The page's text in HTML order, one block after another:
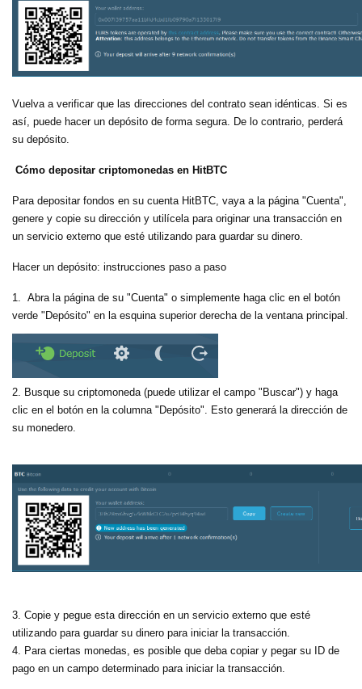
Vuelva a verificar que las direcciones del contrato sean idénticas. Si es
así, puede hacer un depósito de forma segura. De lo contrario, perderá
su depósito.
Cómo depositar criptomonedas en HitBTC
Para depositar fondos en su cuenta HitBTC, vaya a la página "Cuenta",
genere y copie su dirección y utilícela para originar una transacción en
un servicio externo que esté utilizando para guardar su dinero.
Hacer un depósito: instrucciones paso a paso
1. Abra la página de su "Cuenta" o simplemente haga clic en el botón
verde "Depósito" en la esquina superior derecha de la ventana principal.
2. Busque su criptomoneda (puede utilizar el campo "Buscar") y haga
clic en el botón en la columna "Depósito". Esto generará la dirección de
su monedero.
3. Copie y pegue esta dirección en un servicio externo que esté
utilizando para guardar su dinero para iniciar la transacción.
4. Para ciertas monedas, es posible que deba copiar y pegar su ID de
pago en un campo determinado para iniciar la transacción.